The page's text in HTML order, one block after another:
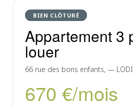
BIEN CLÔTURÉ
Appartement 3
louer
66 rue des bons enfants, — LODI
670 €/mois